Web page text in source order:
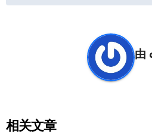
由
相关文章